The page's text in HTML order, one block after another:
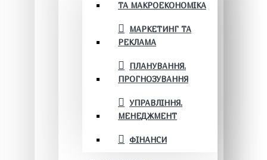
ТА МАКРОЕКОНОМІКА
МАРКЕТИНГ ТА
РЕКЛАМА
ПЛАНУВАННЯ.
ПРОГНОЗУВАННЯ
УПРАВЛІННЯ.
МЕНЕДЖМЕНТ
ФІНАНСИ